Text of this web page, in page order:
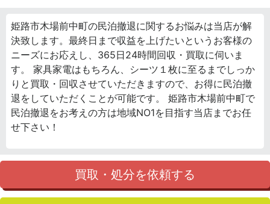
姫路市木場前中町の民泊撤退に関するお悩みは当店が解
決致します。最終日まで収益を上げたいというお客様の
ニーズにお応えし、365日24時間回収・買取に伺いま
す。 家具家電はもちろん、シーツ１枚に至るまでしっか
りと買取・回収させていただきますので、お得に民泊撤
退をしていただくことが可能です。 姫路市木場前中町で
民泊撤退をお考えの方は地域NO1を目指す当店までお任
せ下さい！
買取・処分を依頼する